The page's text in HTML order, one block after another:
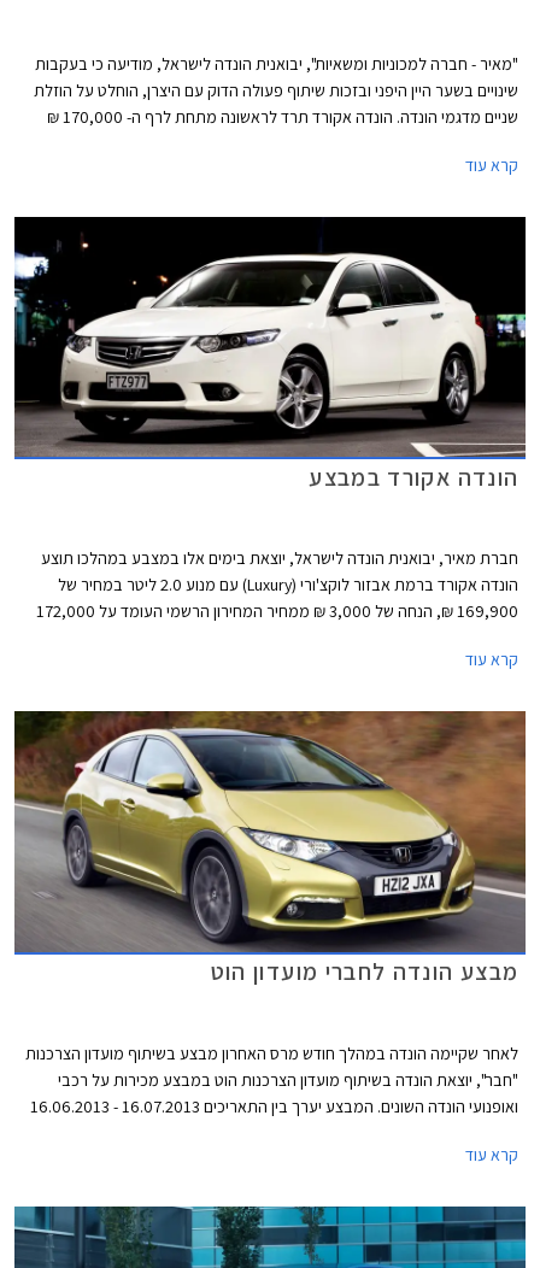
"מאיר - חברה למכוניות ומשאיות", יבואנית הונדה לישראל, מודיעה כי בעקבות
שינויים בשער היין היפני ובזכות שיתוף פעולה הדוק עם היצרן, הוחלט על הוזלת
שניים מדגמי הונדה. הונדה אקורד תרד לראשונה מתחת לרף ה- 170,000 ₪
בפלח המשפחתיות הגדולות.
קרא עוד
הונדה אקורד במבצע
חברת מאיר, יבואנית הונדה לישראל, יוצאת בימים אלו במצבע במהלכו תוצע
הונדה אקורד ברמת אבזור לוקצ'ורי (Luxury) עם מנוע 2.0 ליטר במחיר של
169,900 ₪, הנחה של 3,000 ₪ ממחיר המחירון הרשמי העומד על 172,000
קרא עוד
מבצע הונדה לחברי מועדון הוט
לאחר שקיימה הונדה במהלך חודש מרס האחרון מבצע בשיתוף מועדון הצרכנות
"חבר", יוצאת הונדה בשיתוף מועדון הצרכנות הוט במבצע מכירות על רכבי
ואופנועי הונדה השונים. המבצע יערך בין התאריכים 16.07.2013 - 16.06.2013
ואבזור מתנה בהתאם לדגם. כמו כן, מוצעים לרוכשים הנחות ברכישת אביזרים
מקומית) ומימון בריבית פריים מינוס 0.5%.
קרא עוד